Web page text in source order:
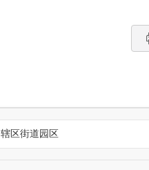
辖区街道园区